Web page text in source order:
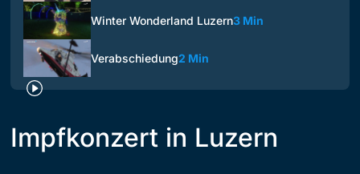
Winter Wonderland Luzern3 Min
Verabschiedung2 Min
Impfkonzert in Luzern